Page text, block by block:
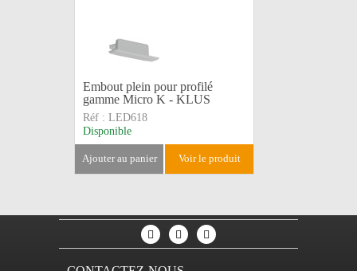
Embout plein pour profilé
gamme Micro K - KLUS
Réf : LED618
Disponible
ajouter au panier voir le produit